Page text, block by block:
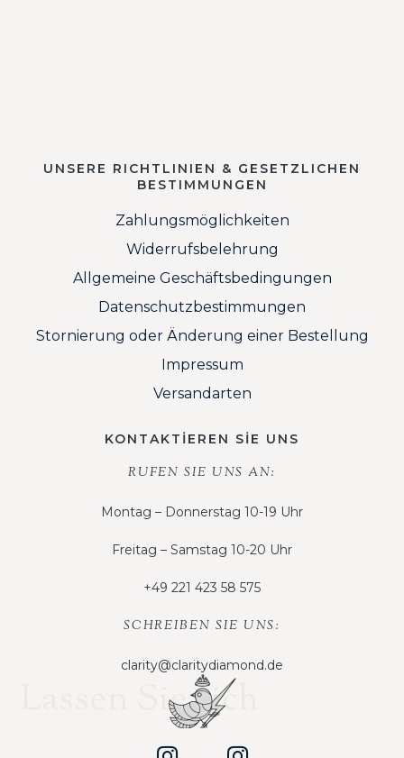
UNSERE RICHTLINIEN & GESETZLICHEN
BESTIMMUNGEN
Zahlungsmöglichkeiten
Widerrufsbelehrung
Allgemeine Geschäftsbedingungen
Datenschutzbestimmungen
Stornierung oder Änderung einer Bestellung
Impressum
Versandarten
KONTAKTİEREN SİE UNS
RUFEN SIE UNS AN:
Montag – Donnerstag 10-19 Uhr
Freitag – Samstag 10-20 Uhr
+49 221 423 58 575
SCHREIBEN SIE UNS:
clarity@claritydiamond.de
Lassen Sie sich